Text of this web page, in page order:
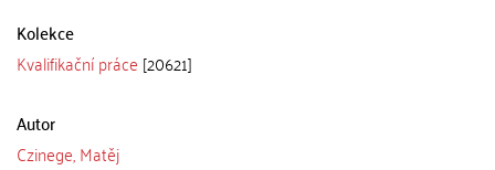
Kolekce
Kvalifikační práce [20621]
Autor
Czinege, Matěj